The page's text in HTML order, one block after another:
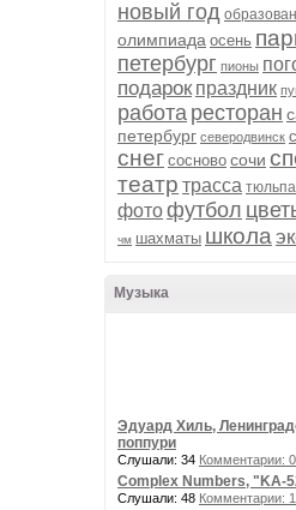
новый год
олимпиада осень
петербург пионы
подарок праздник
работа ресторан
петербург северодвинск
снег сосново сочи
театр трасса
фотофутбол
чм шахматы школа
Музыка
Эдуард Хиль,
поппури
Слушали: 34 Комментарии: 0
Complex Numbers, "KA-
Слушали: 48 Комментарии: 1